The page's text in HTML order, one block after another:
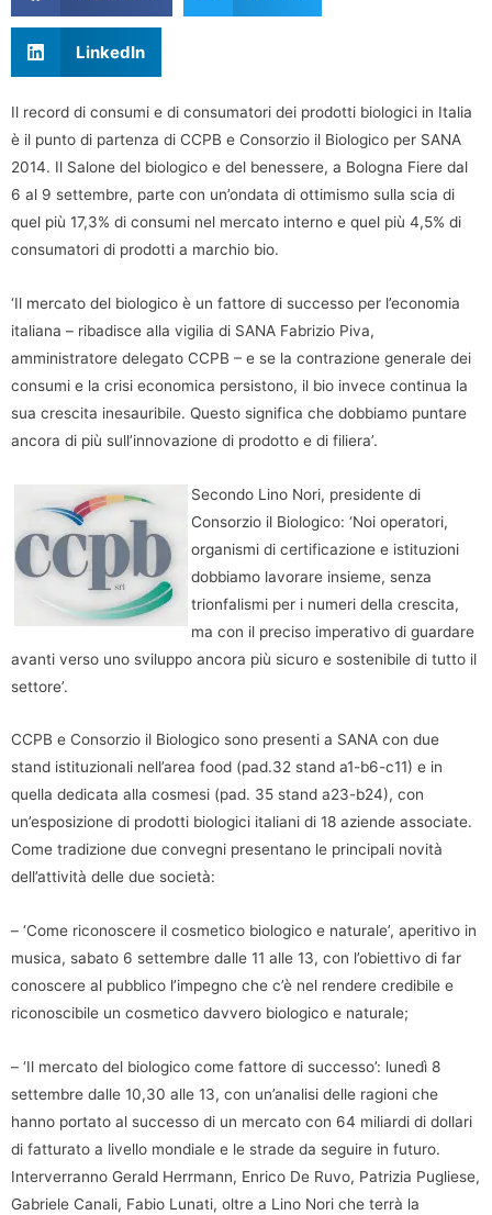
LinkedIn
Il record di consumi e di consumatori dei prodotti biologici in Italia
è il punto di partenza di CCPB e Consorzio il Biologico per SANA
2014. Il Salone del biologico e del benessere, a Bologna Fiere dal
6 al 9 settembre, parte con un’ondata di ottimismo sulla scia di
quel più 17,3% di consumi nel mercato interno e quel più 4,5% di
consumatori di prodotti a marchio bio.
‘Il mercato del biologico è un fattore di successo per l’economia
italiana – ribadisce alla vigilia di SANA Fabrizio Piva,
amministratore delegato CCPB – e se la contrazione generale dei
consumi e la crisi economica persistono, il bio invece continua la
sua crescita inesauribile. Questo significa che dobbiamo puntare
ancora di più sull’innovazione di prodotto e di filiera’.
Secondo Lino Nori, presidente di
Consorzio il Biologico: ‘Noi operatori,
organismi di certificazione e istituzioni
dobbiamo lavorare insieme, senza
trionfalismi per i numeri della crescita,
ma con il preciso imperativo di guardare
avanti verso uno sviluppo ancora più sicuro e sostenibile di tutto il
settore’.
CCPB e Consorzio il Biologico sono presenti a SANA con due
stand istituzionali nell’area food (pad.32 stand a1-b6-c11) e in
quella dedicata alla cosmesi (pad. 35 stand a23-b24), con
un’esposizione di prodotti biologici italiani di 18 aziende associate.
Come tradizione due convegni presentano le principali novità
dell’attività delle due società:
– ‘Come riconoscere il cosmetico biologico e naturale’, aperitivo in
musica, sabato 6 settembre dalle 11 alle 13, con l’obiettivo di far
conoscere al pubblico l’impegno che c’è nel rendere credibile e
riconoscibile un cosmetico davvero biologico e naturale;
– ‘Il mercato del biologico come fattore di successo’: lunedì 8
settembre dalle 10,30 alle 13, con un’analisi delle ragioni che
hanno portato al successo di un mercato con 64 miliardi di dollari
di fatturato a livello mondiale e le strade da seguire in futuro.
Interverranno Gerald Herrmann, Enrico De Ruvo, Patrizia Pugliese,
Gabriele Canali, Fabio Lunati, oltre a Lino Nori che terrà la